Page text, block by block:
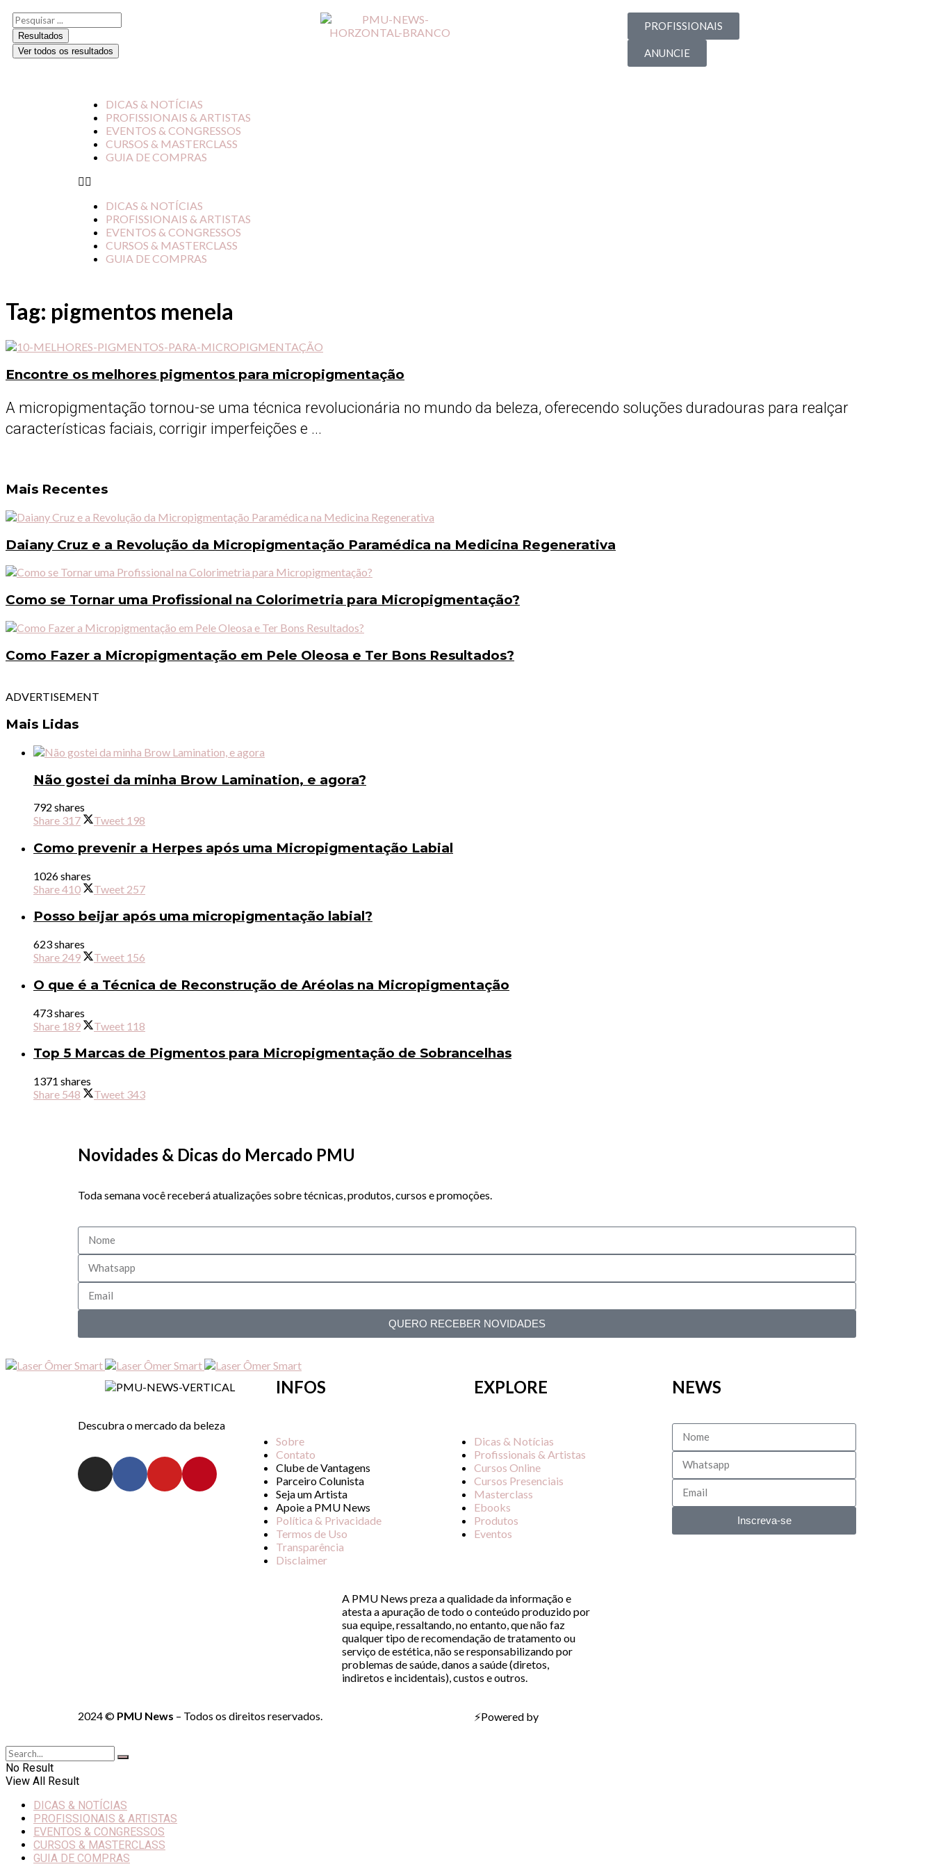
Resultados
Ver todos os resultados
PROFISSIONAIS
ANUNCIE
DICAS & NOTÍCIAS
PROFISSIONAIS & ARTISTAS
EVENTOS & CONGRESSOS
CURSOS & MASTERCLASS
GUIA DE COMPRAS
DICAS & NOTÍCIAS
PROFISSIONAIS & ARTISTAS
EVENTOS & CONGRESSOS
CURSOS & MASTERCLASS
GUIA DE COMPRAS
Tag: pigmentos menela
Encontre os melhores pigmentos para micropigmentação
A micropigmentação tornou-se uma técnica revolucionária no mundo da beleza, oferecendo soluções duradouras para realçar
características faciais, corrigir imperfeições e ...
Mais Recentes
Daiany Cruz e a Revolução da Micropigmentação Paramédica na Medicina Regenerativa
Como se Tornar uma Profissional na Colorimetria para Micropigmentação?
Como Fazer a Micropigmentação em Pele Oleosa e Ter Bons Resultados?
ADVERTISEMENT
Mais Lidas
Não gostei da minha Brow Lamination, e agora?
792 shares
Share 317 Tweet 198
Como prevenir a Herpes após uma Micropigmentação Labial
1026 shares
Share410 Tweet 257
Posso beijar após uma micropigmentação labial?
623 shares
Share 249 Tweet 156
O que é a Técnica de Reconstrução de Aréolas na Micropigmentação
473 shares
Share 189 Tweet 118
Top 5 Marcas de Pigmentos para Micropigmentação de Sobrancelhas
1371 shares
Share 548 Tweet 343
Novidades & Dicas do Mercado PMU
Toda semana você receberá atualizações sobre técnicas, produtos, cursos e promoções.
QUERO RECEBER NOVIDADES
Descubra o mercado da beleza
INFOS
Sobre
Contato
Clube de Vantagens
Parceiro Colunista
Seja um Artista
Apoie a PMU News
Política & Privacidade
Termos de Uso
Transparência
Disclaimer
EXPLORE
Dicas & Notícias
Profissionais & Artistas
Cursos Online
Cursos Presenciais
Masterclass
Ebooks
Produtos
Eventos
NEWS
Inscreva-se
A PMU News preza a qualidade da informação e
atesta a apuração de todo o conteúdo produzido por
sua equipe, ressaltando, no entanto, que não faz
qualquer tipo de recomendação de tratamento ou
serviço de estética, não se responsabilizando por
problemas de saúde, danos a saúde (diretos,
indiretos e incidentais), custos e outros.
2024 © PMU News – Todos os direitos reservados. ⚡Powered by
No Result
View All Result
DICAS & NOTÍCIAS
PROFISSIONAIS & ARTISTAS
EVENTOS & CONGRESSOS
CURSOS & MASTERCLASS
GUIA DE COMPRAS